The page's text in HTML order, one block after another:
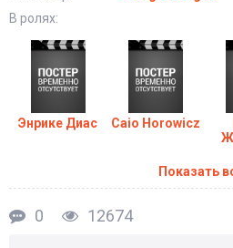
В ролях:
Энрике Диас Caio Horowicz
Показать
0 12674